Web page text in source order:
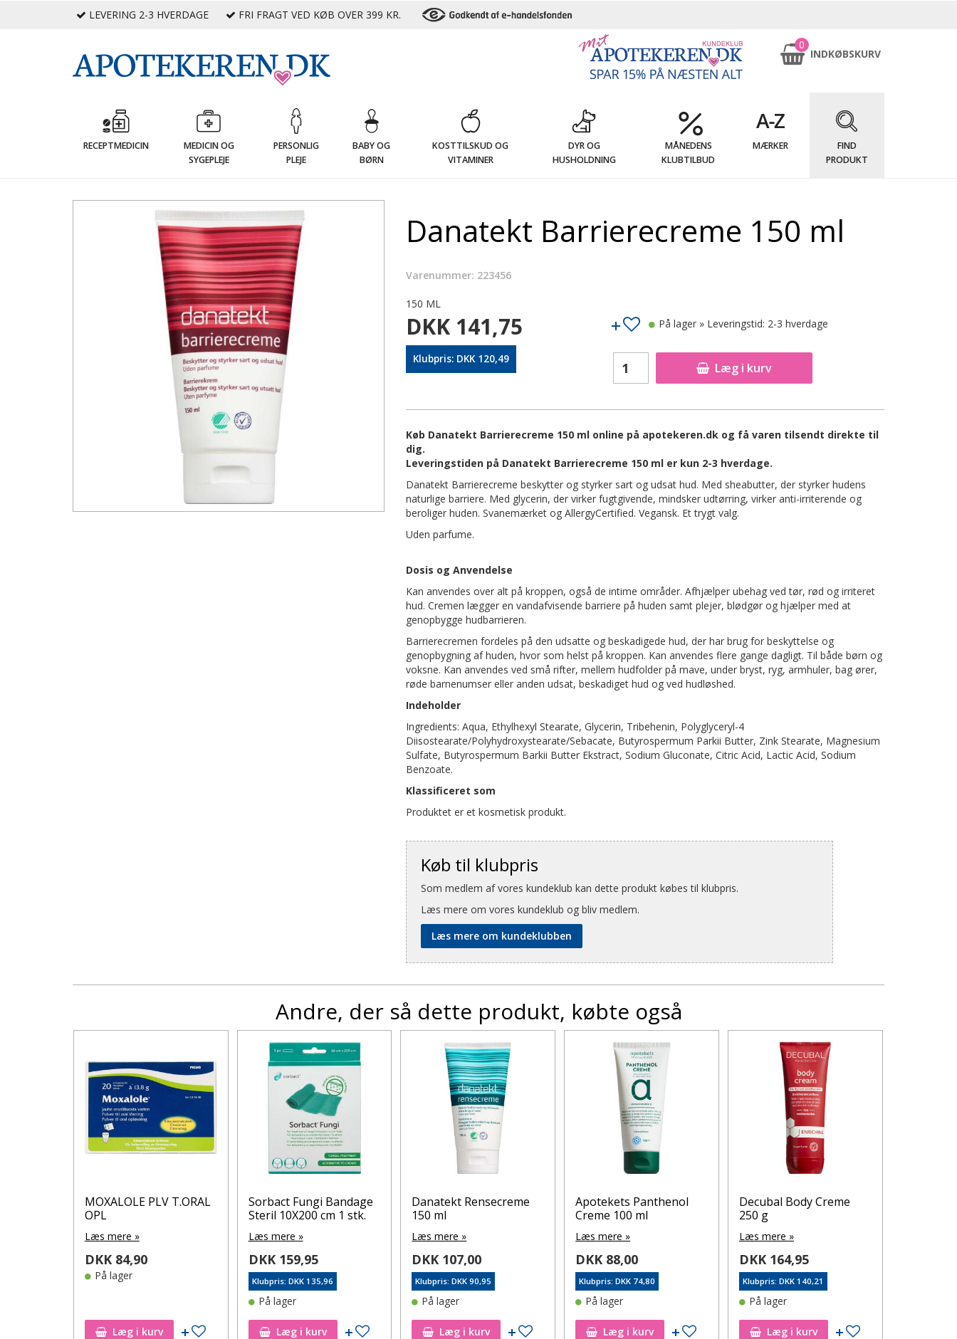
LEVERING 2-3 HVERDAGE FRI FRAGT VED KØB OVER 399 KR.
0
INDKØBSKURV
RECEPTMEDICIN
MEDICIN OG
SYGEPLEJE
PERSONLIG
PLEJE
BABY OG
BØRN
KOSTTILSKUD OG
VITAMINER
DYR OG
HUSHOLDNING
MÅNEDENS
KLUBTILBUD
MÆRKER
FIND
PRODUKT
Danatekt Barrierecreme 150 ml
Varenummer: 223456
150 ML
DKK 141,75
Klubpris: DKK 120,49
Læg i kurv
På lager » Leveringstid: 2-3 hverdage
Køb Danatekt Barrierecreme 150 ml online på apotekeren.dk og få varen tilsendt direkte til
dig.
Leveringstiden på Danatekt Barrierecreme 150 ml er kun 2-3 hverdage.
Danatekt Barrierecreme beskytter og styrker sart og udsat hud. Med sheabutter, der styrker hudens
naturlige barriere. Med glycerin, der virker fugtgivende, mindsker udtørring, virker anti-irriterende og
beroliger huden. Svanemærket og AllergyCertified. Vegansk. Et trygt valg.
Uden parfume.
Dosis og Anvendelse
Kan anvendes over alt på kroppen, også de intime områder. Afhjælper ubehag ved tør, rød og irriteret
hud. Cremen lægger en vandafvisende barriere på huden samt plejer, blødgør og hjælper med at
genopbygge hudbarrieren.
Barrierecremen fordeles på den udsatte og beskadigede hud, der har brug for beskyttelse og
genopbygning af huden, hvor som helst på kroppen. Kan anvendes flere gange dagligt. Til både børn og
voksne. Kan anvendes ved små rifter, mellem hudfolder på mave, under bryst, ryg, armhuler, bag ører,
røde barnenumser eller anden udsat, beskadiget hud og ved hudløshed.
Indeholder
Ingredients: Aqua, Ethylhexyl Stearate, Glycerin, Tribehenin, Polyglyceryl-4
Diisostearate/Polyhydroxystearate/Sebacate, Butyrospermum Parkii Butter, Zink Stearate, Magnesium
Sulfate, Butyrospermum Barkii Butter Ekstract, Sodium Gluconate, Citric Acid, Lactic Acid, Sodium
Benzoate.
Klassificeret som
Produktet er et kosmetisk produkt.
Køb til klubpris
Som medlem af vores kundeklub kan dette produkt købes til klubpris.
Læs mere om vores kundeklub og bliv medlem.
Læs mere om kundeklubben
Andre, der så dette produkt, købte også
Tilføj til ønskeseddel
MOXALOLE PLV T.ORAL
OPL
Læs mere »
DKK 84,90
På lager
Læg i kurv Tilføj til ønskeseddel
Sorbact Fungi Bandage
Steril 10X200 cm 1 stk.
Læs mere »
DKK 159,95
Klubpris: DKK 135,96
På lager
Læg i kurv Tilføj til ønskeseddel
Danatekt Rensecreme
150 ml
Læs mere »
DKK 107,00
Klubpris: DKK 90,95
På lager
Læg i kurv Tilføj til ønskeseddel
Apotekets Panthenol
Creme 100 ml
Læs mere »
DKK 88,00
Klubpris: DKK 74,80
På lager
Læg i kurv Tilføj til ønskeseddel
Decubal Body Creme
250 g
Læs mere »
DKK 164,95
Klubpris: DKK 140,21
På lager
Læg i kurv Tilføj til ønskeseddel